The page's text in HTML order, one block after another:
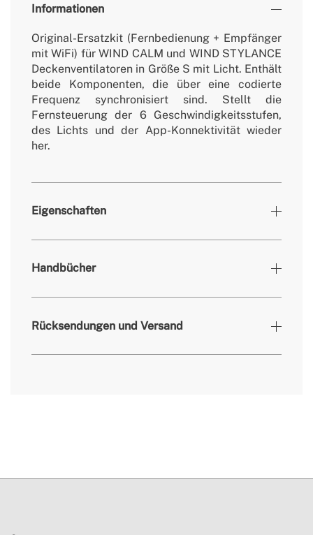
Informationen
Original-Ersatzkit (Fernbedienung + Empfänger
mit WiFi) für WIND CALM und WIND STYLANCE
Deckenventilatoren in Größe S mit Licht. Enthält
beide Komponenten, die über eine codierte
Frequenz synchronisiert sind. Stellt die
Fernsteuerung der 6 Geschwindigkeitsstufen,
des Lichts und der App-Konnektivität wieder
her.
Eigenschaften
» Kompatibel
WIND CALM und WIND STYLANCE / Größe S /
Handbücher
Rücksendungen und Versand